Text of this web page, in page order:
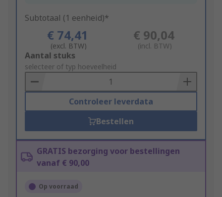
Subtotaal (1 eenheid)*
€ 74,41
(excl. BTW)
€ 90,04
(incl. BTW)
Add
to
Basket
Aantal stuks
selecteer of typ hoeveelheid
Controleer leverdata
Bestellen
GRATIS bezorging voor bestellingen
vanaf € 90,00
Op voorraad